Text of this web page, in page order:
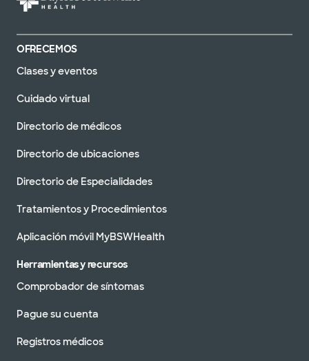
OFRECEMOS
Clases y eventos
Cuidado virtual
Directorio de médicos
Directorio de ubicaciones
Directorio de Especialidades
Tratamientos y Procedimientos
Aplicación móvil MyBSWHealth
Herramientas y recursos
Comprobador de síntomas
Pague su cuenta
Registros médicos